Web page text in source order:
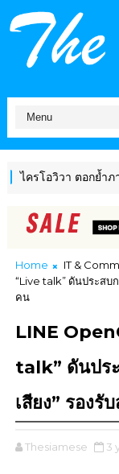
วิวา ตอกย้ำภาพผู้นำน
Home IT &
“Live talk” ดันประสบ
คน
LINE
talk” ดันปร
เสียง” รองรั
Thesiamese 3